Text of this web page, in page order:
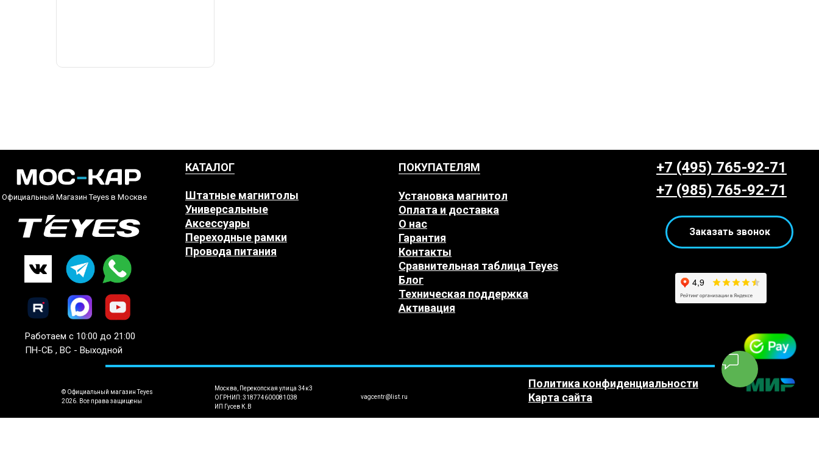
ПОКУПАТЕЛЯМ
КАТАЛОГ
+7 (495) 765-92-71
+7 (985) 765-92-71
Москва, Перекопская улица 34к3
ОГРНИП: 318774600081038
ИП Гусев К.В
vagcentr@list.ru
© Официальный магазин Teyes
2026. Все права защищены
Аксессуары
Провода питания
Штатные магнитолы
Переходные рамки
Работаем с 10:00 до 21:00
ПН-СБ , ВС - Выходной
Заказать звонок
Официальный Магазин Teyes в Москве
Политика конфиденциальности
Карта сайта
Универсальные
Установка магнитол
Контакты
Сравнительная таблица Teyes
Блог
Техническая поддержка
Активация
Оплата и доставка
О нас
Гарантия